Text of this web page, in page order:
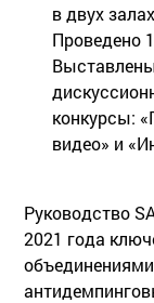
в двух
Проведено
конкурсы:
видео» и
Руководство
2021 года